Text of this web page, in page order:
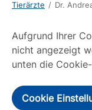
Tierärzte / Dr.
Aufgrund Ihrer
nicht angezeigt
unten die
Cookie